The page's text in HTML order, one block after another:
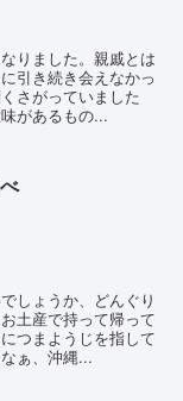
りました。親戚とは
引き続き会えなかっ
さがっていました
があるもの...
しょうか、どんぐり
土産で持って帰って
つまようじを指して
ぁ、沖縄...